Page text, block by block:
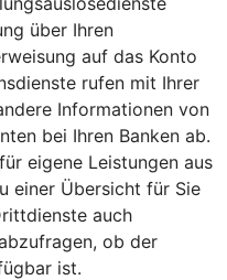
über Ihren
auf das Konto
rufen mit Ihrer
Informationen von
bei Ihren Banken ab.
eigene Leistungen aus
einer Übersicht für Sie
auch
ob der
ist.